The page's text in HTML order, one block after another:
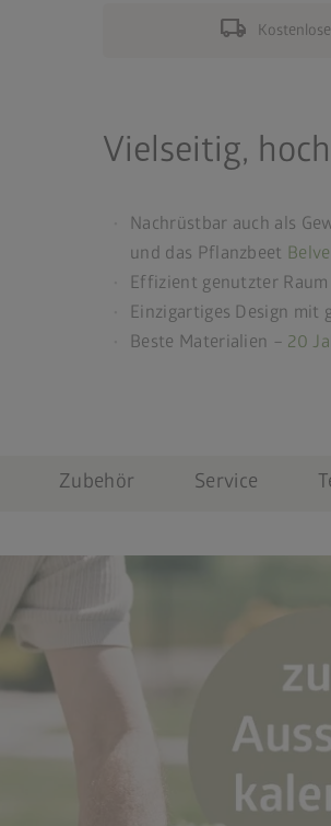
local_shipping
Vielseitig,
Nachrüstbar auch als
und das Pflanzbeet
Effizient genutzter
Einzigartiges Design mit
Beste Materialien – 20
Zubehör Service